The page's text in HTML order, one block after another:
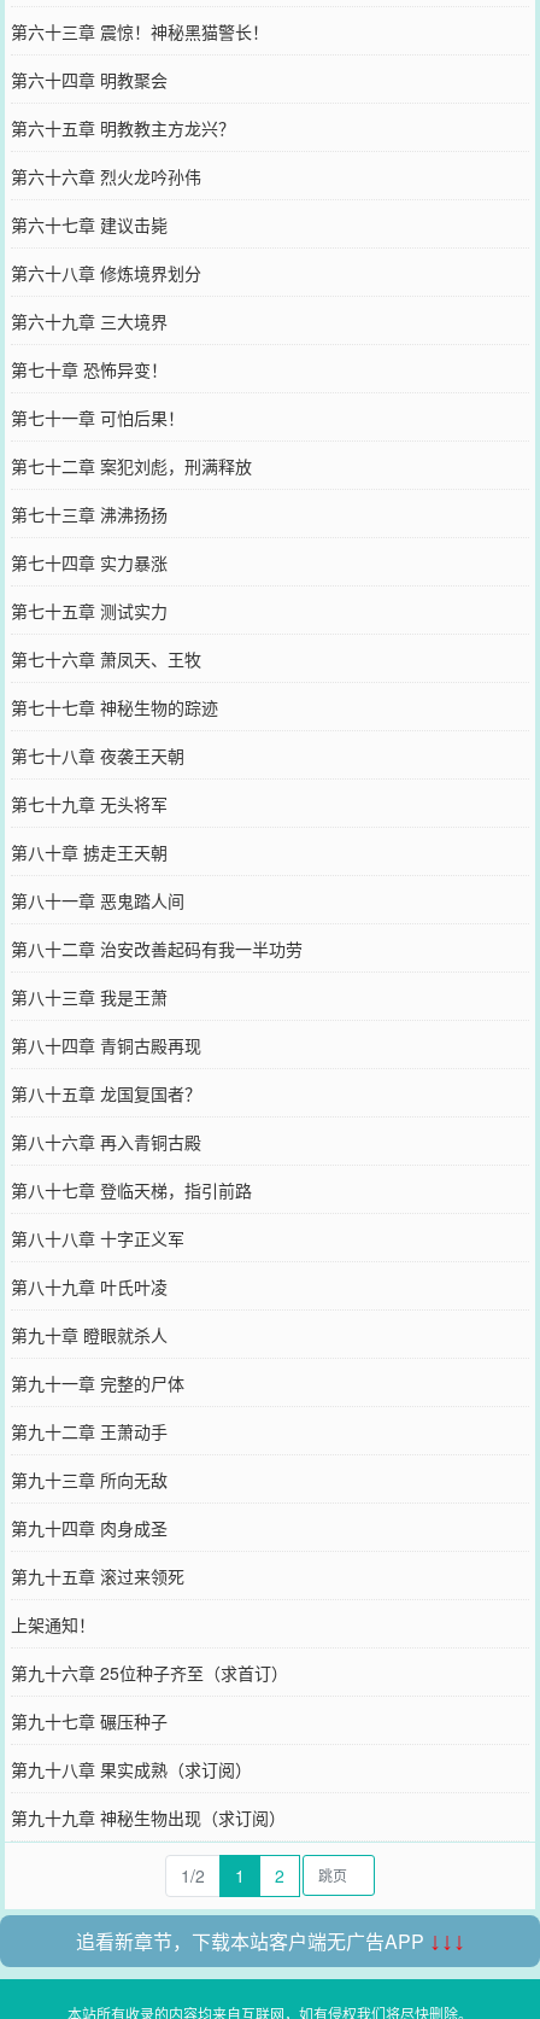
第六十三章 震惊！神秘黑猫警长！
第六十四章 明教聚会
第六十五章 明教教主方龙兴？
第六十六章 烈火龙吟孙伟
第六十七章 建议击毙
第六十八章 修炼境界划分
第六十九章 三大境界
第七十章 恐怖异变！
第七十一章 可怕后果！
第七十二章 案犯刘彪，刑满释放
第七十三章 沸沸扬扬
第七十四章 实力暴涨
第七十五章 测试实力
第七十六章 萧凤天、王牧
第七十七章 神秘生物的踪迹
第七十八章 夜袭王天朝
第七十九章 无头将军
第八十章 掳走王天朝
第八十一章 恶鬼踏人间
第八十二章 治安改善起码有我一半功劳
第八十三章 我是王萧
第八十四章 青铜古殿再现
第八十五章 龙国复国者？
第八十六章 再入青铜古殿
第八十七章 登临天梯，指引前路
第八十八章 十字正义军
第八十九章 叶氏叶凌
第九十章 瞪眼就杀人
第九十一章 完整的尸体
第九十二章 王萧动手
第九十三章 所向无敌
第九十四章 肉身成圣
第九十五章 滚过来领死
上架通知！
第九十六章 25位种子齐至（求首订）
第九十七章 碾压种子
第九十八章 果实成熟（求订阅）
第九十九章 神秘生物出现（求订阅）
1/2 1 2
追看新章节，下载本站客户端无广告APP ↓↓↓
本站所有收录的内容均来自互联网，如有侵权我们将尽快删除。